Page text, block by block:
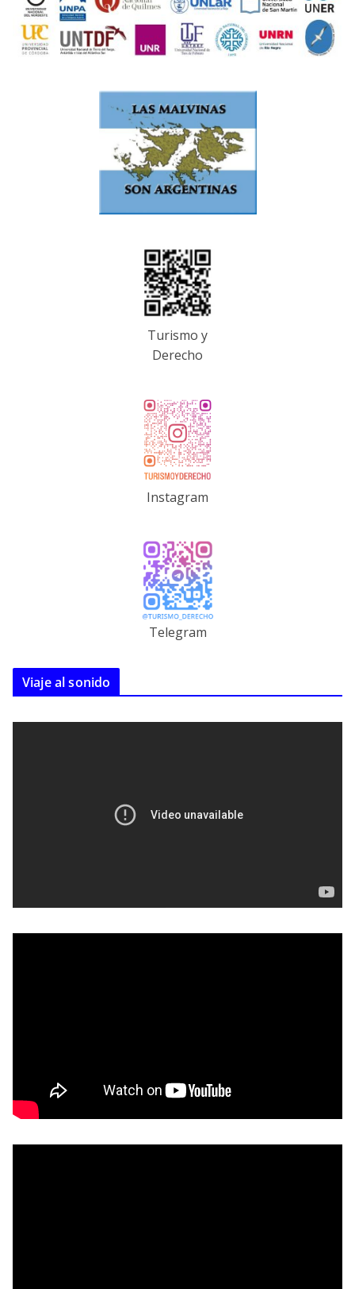
Turismo y
Derecho
Instagram
Telegram
Viaje al sonido